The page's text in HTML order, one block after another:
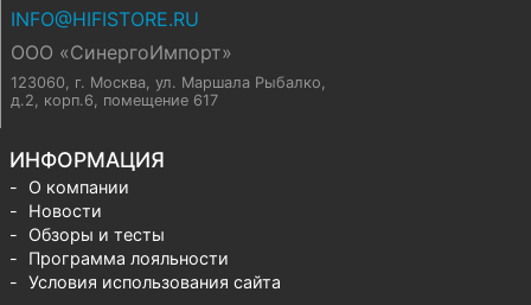
INFO@HIFISTORE.RU
ООО «СинергоИмпорт»
123060, г. Москва, ул. Маршала Рыбалко,
д.2, корп.6, помещение 617
ИНФОРМАЦИЯ
О компании
Новости
Обзоры и тесты
Программа лояльности
Условия использования сайта